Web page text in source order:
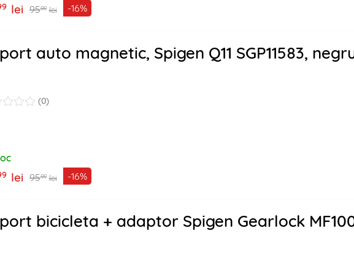
lei 9599 lei -16%
auto magnetic, Spigen Q11 SGP11583,
(0)
lei 9599 lei -16%
bicicleta + adaptor Spigen Gearlock